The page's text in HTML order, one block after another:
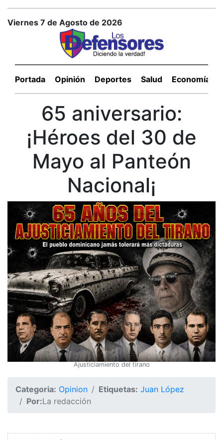
Viernes 7 de Agosto de 2026
Portada Opinión Deportes Salud Economía
65 aniversario:
¡Héroes del 30 de
Mayo al Panteón
Nacional¡
Ajusticiamiento del tirano
Categoria: Opinion Etiquetas: Juan López
Por:La redacción